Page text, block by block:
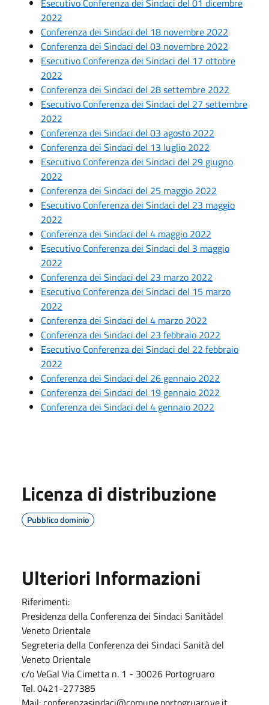
2022
Conferenza dei Sindaci del 18 novembre 2022
Conferenza dei Sindaci del 03 novembre 2022
Esecutivo Conferenza dei Sindaci del 17 ottobre
2022
Conferenza dei Sindaci del 28 settembre 2022
Esecutivo Conferenza dei Sindaci del 27 settembre
2022
Conferenza dei Sindaci del 03 agosto 2022
Conferenza dei Sindaci del 13 luglio 2022
Esecutivo Conferenza dei Sindaci del 29 giugno
2022
Conferenza dei Sindaci del 25 maggio 2022
Esecutivo Conferenza dei Sindaci del 23 maggio
2022
Conferenza dei Sindaci del 4 maggio 2022
Esecutivo Conferenza dei Sindaci del 3 maggio
2022
Conferenza dei Sindaci del 23 marzo 2022
Esecutivo Conferenza dei Sindaci del 15 marzo
2022
Conferenza dei Sindaci del 4 marzo 2022
Conferenza dei Sindaci del 23 febbraio 2022
Esecutivo Conferenza dei Sindaci del 22 febbraio
2022
Conferenza dei Sindaci del 26 gennaio 2022
Conferenza dei Sindaci del 19 gennaio 2022
Conferenza dei Sindaci del 4 gennaio 2022
Licenza di distribuzione
Pubblico dominio
Ulteriori Informazioni
Riferimenti:
Presidenza della Conferenza dei Sindaci Sanitàdel
Veneto Orientale
Segreteria della Conferenza dei Sindaci Sanità del
Veneto Orientale
c/o VeGal Via Cimetta n. 1 - 30026 Portogruaro
Tel. 0421-277385